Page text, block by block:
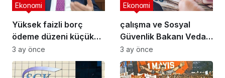
Yüksek faizli borç
ödeme düzeni küçük
esnafın zorlaştırıyor…
Ekonomi
3 ay önce
çalışma ve Sosyal
Güvenlik Bakanı Vedat
Işıkhan tarih verdi:
Emekli bayram
ikramiyeleri ne zaman
Ekonomi
3 ay önce